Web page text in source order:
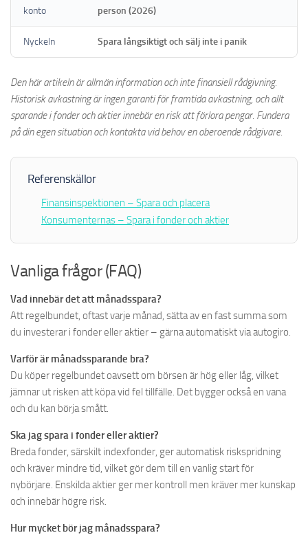
konto person (2026)
Nyckeln Spara långsiktigt och sälj inte i panik
Den här artikeln är allmän information och inte finansiell rådgivning.
Historisk avkastning är ingen garanti för framtida avkastning, och allt
sparande i fonder och aktier innebär en risk att förlora pengar. Fundera
på din egen situation och kontakta vid behov en oberoende rådgivare.
Referenskällor
Finansinspektionen – Spara och placera
Konsumenternas – Spara i fonder och aktier
Vanliga frågor (FAQ)
Vad innebär det att månadsspara?
Att regelbundet, oftast varje månad, sätta av en fast summa som
du investerar i fonder eller aktier – gärna automatiskt via autogiro.
Varför är månadssparande bra?
Du köper regelbundet oavsett om börsen är hög eller låg, vilket
jämnar ut risken att köpa vid fel tillfälle. Det bygger också en vana
och du kan börja smått.
Ska jag spara i fonder eller aktier?
Breda fonder, särskilt indexfonder, ger automatisk riskspridning
och kräver mindre tid, vilket gör dem till en vanlig start för
nybörjare. Enskilda aktier ger mer kontroll men kräver mer kunskap
och innebär högre risk.
Hur mycket bör jag månadsspara?